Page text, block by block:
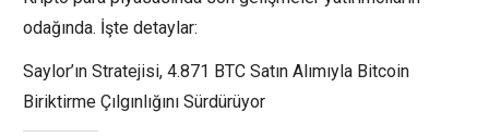
odağında. İşte detaylar:
Saylor’ın Stratejisi, 4.871 BTC Satın Alımıyla Bitcoin
Biriktirme Çılgınlığını Sürdürüyor